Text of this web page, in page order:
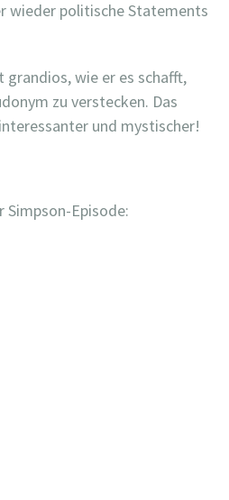
wieder politische Statements
grandios, wie er es schafft,
zu verstecken. Das
und mystischer!
Simpson-Episode: